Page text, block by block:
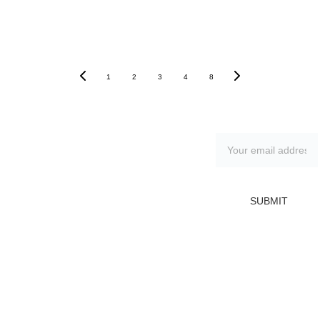
1 2 3 4 8
SUBMIT